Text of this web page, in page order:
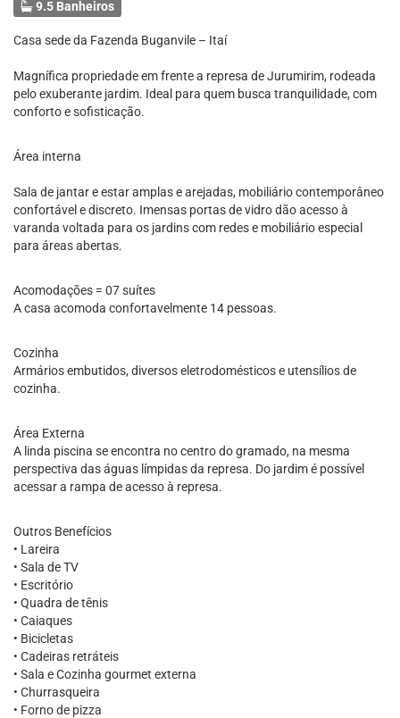
9.5 Banheiros
Casa sede da Fazenda Buganvile – Itaí
Magnífica propriedade em frente a represa de Jurumirim, rodeada
pelo exuberante jardim. Ideal para quem busca tranquilidade, com
conforto e sofisticação.
Área interna
Sala de jantar e estar amplas e arejadas, mobiliário contemporâneo
confortável e discreto. Imensas portas de vidro dão acesso à
varanda voltada para os jardins com redes e mobiliário especial
para áreas abertas.
Acomodações = 07 suítes
A casa acomoda confortavelmente 14 pessoas.
Cozinha
Armários embutidos, diversos eletrodomésticos e utensílios de
cozinha.
Área Externa
A linda piscina se encontra no centro do gramado, na mesma
perspectiva das águas límpidas da represa. Do jardim é possível
acessar a rampa de acesso à represa.
Outros Benefícios
• Lareira
• Sala de TV
• Escritório
• Quadra de tênis
• Caiaques
• Bicicletas
• Cadeiras retráteis
• Sala e Cozinha gourmet externa
• Churrasqueira
• Forno de pizza